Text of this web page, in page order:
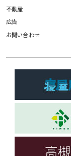
不動産
広告
お問い合わせ